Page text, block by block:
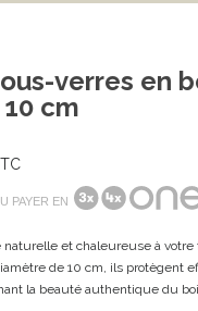
verres en
cm
PAYER EN
et chaleureuse à votre
de 10 cm, ils protègent
la beauté authentique du